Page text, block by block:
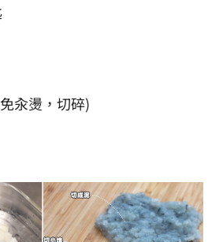
汆燙，切碎)